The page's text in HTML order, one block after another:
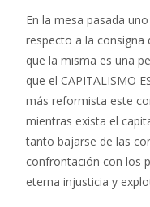
En la mesa pasada
respecto a la consigna
que la misma es una
que el CAPITALISMO
más reformista este
mientras exista el
tanto bajarse de las
confrontación con los
eterna injusticia y